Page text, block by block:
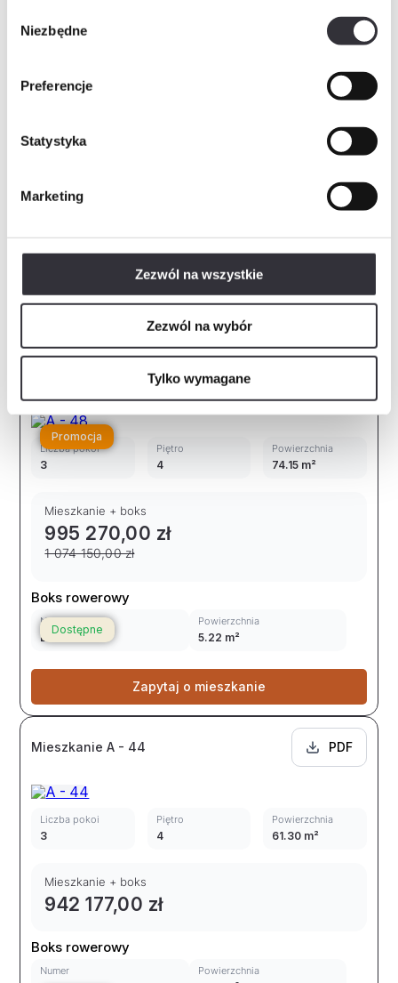
zgody
Niezbędne
Preferencje
Statystyka
Marketing
Zezwól na wszystkie
Zezwól na wybór
Tylko wymagane
Dostępne
Liczba pokoi
3
Powierzchnia
Mieszkanie + boks
Numer Powierzchnia
Dostępne
Promocja
Liczba pokoi
3
Piętro
4
Powierzchnia
74.15 m²
Mieszkanie + boks
995 270,00 zł
1 074 150,00 zł
Boks rowerowy
Numer
BR9
Powierzchnia
5.22 m²
Zapytaj o mieszkanie
Mieszkanie A - 44 PDF
Liczba pokoi
3
Piętro
4
Powierzchnia
61.30 m²
Mieszkanie + boks
942 177,00 zł
Boks rowerowy
Numer Powierzchnia